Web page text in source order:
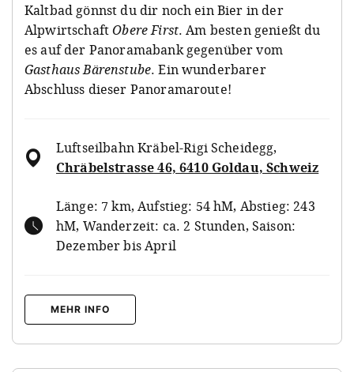
Kaltbad gönnst du dir noch ein Bier in der
AlpwirtschaftObere First. Am besten genießt du
es auf der Panoramabank gegenüber vom
Gasthaus Bärenstube. Ein wunderbarer
Abschluss dieser Panoramaroute!
Luftseilbahn Kräbel-Rigi Scheidegg,
Chräbelstrasse 46, 6410 Goldau, Schweiz
Länge: 7 km, Aufstieg: 54 hM, Abstieg: 243
hM, Wanderzeit: ca. 2 Stunden, Saison:
Dezember bis April
MEHR INFO